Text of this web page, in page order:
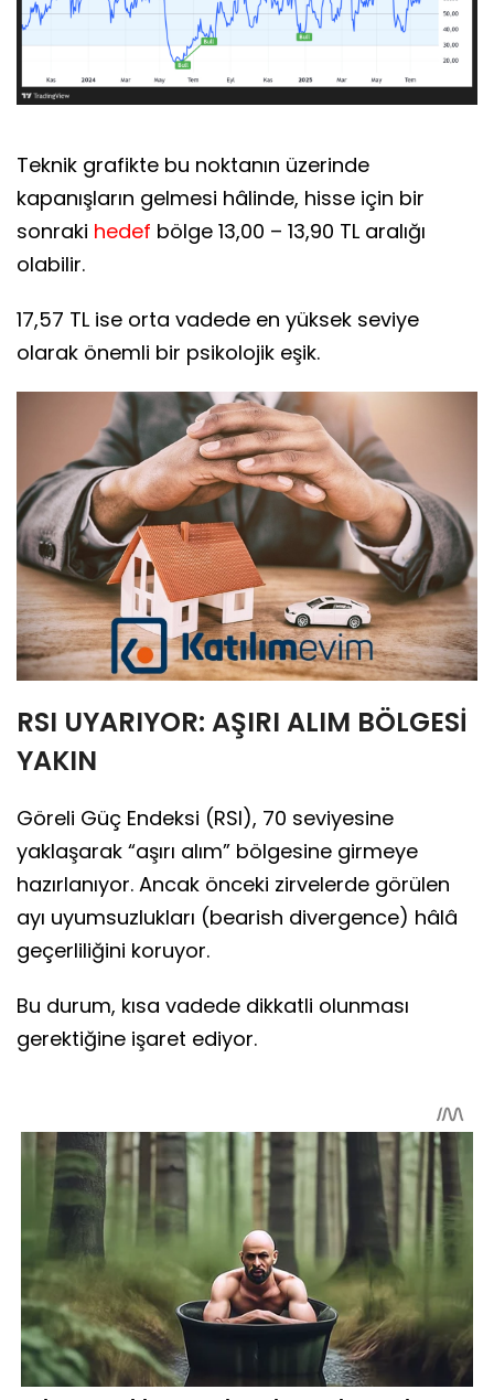
Teknik grafikte bu noktanın üzerinde
kapanışların gelmesi hâlinde, hisse için bir
sonraki hedef bölge 13,00 – 13,90 TL aralığı
olabilir.
17,57 TL ise orta vadede en yüksek seviye
olarak önemli bir psikolojik eşik.
RSI UYARIYOR: AŞIRI ALIM BÖLGESİ
YAKIN
Göreli Güç Endeksi (RSI), 70 seviyesine
yaklaşarak “aşırı alım” bölgesine girmeye
hazırlanıyor. Ancak önceki zirvelerde görülen
ayı uyumsuzlukları (bearish divergence) hâlâ
geçerliliğini koruyor.
Bu durum, kısa vadede dikkatli olunması
gerektiğine işaret ediyor.